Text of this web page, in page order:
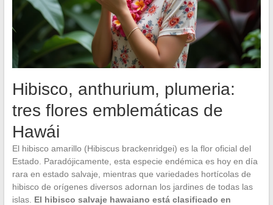
Hibisco, anthurium, plumeria:
tres flores emblemáticas de
Hawái
El hibisco amarillo (Hibiscus brackenridgei) es la flor oficial del
Estado. Paradójicamente, esta especie endémica es hoy en día
rara en estado salvaje, mientras que variedades hortícolas de
hibisco de orígenes diversos adornan los jardines de todas las
islas. El hibisco salvaje hawaiano está clasificado en